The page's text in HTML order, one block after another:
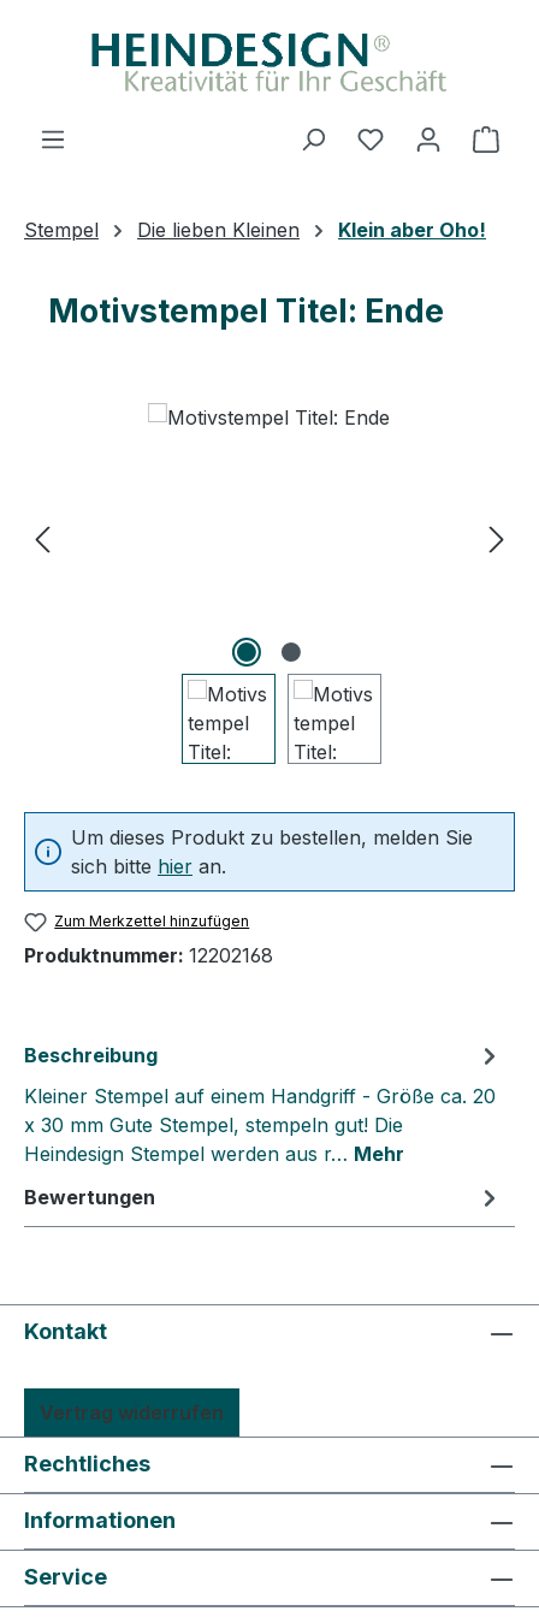
Zum Hauptinhalt springen
Du hast 0
Stempel Die lieben Kleinen Klein aber Oho!
Motivstempel Titel: Ende
Um dieses Produkt zu bestellen, melden Sie
sich bitte hier an.
Zum Merkzettel hinzufügen
Produktnummer: 12202168
Beschreibung
Kleiner Stempel auf einem Handgriff - Größe ca. 20
x 30 mm Gute Stempel, stempeln gut! Die
Heindesign Stempel werden aus r… Mehr
Bewertungen
Kontakt
Vertrag widerrufen
Rechtliches
Informationen
Service